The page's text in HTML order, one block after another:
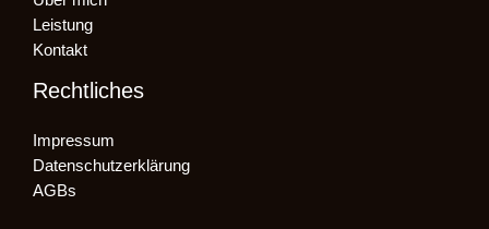
Leistung
Kontakt
Rechtliches
Impressum
Datenschutzerklärung
AGBs